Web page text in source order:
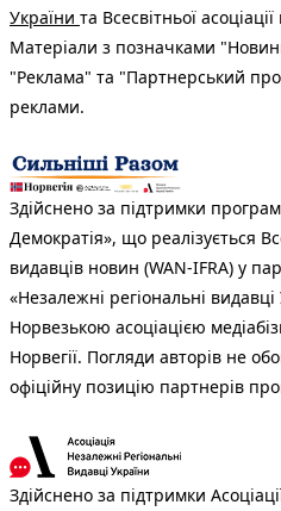
України та Всесвітньої
Матеріали з позначками
"Реклама" та "Партнерський
реклами.
Здійснено за підтримки
Демократія», що реалізується
видавців новин (WAN-IFRA) у
«Незалежні регіональні
Норвезькою асоціацією
Норвегії. Погляди авторів не
офіційну позицію партнерів
Здійснено за підтримки